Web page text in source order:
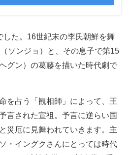
た。16世紀末の李氏朝鮮を舞
ソンジョ）と、その息子で第15
グン）の葛藤を描いた時代劇で
を占う「観相師」によって、王
言された宣祖。予言に逆らい国
災厄に見舞われていきます。主
・イングクさんにとっては時代